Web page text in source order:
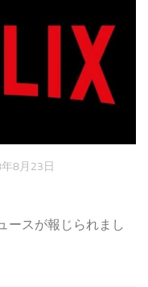
8月23日
ースが報じられまし